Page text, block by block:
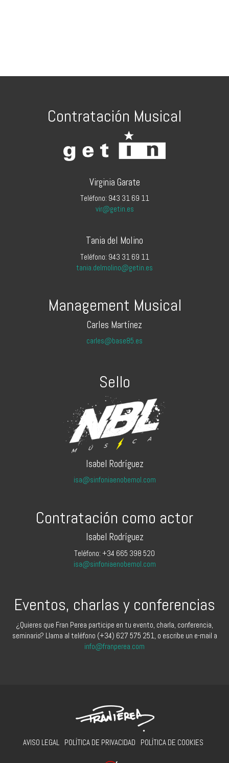
Contratación Musical
Virginia Garate
Teléfono: 943 31 69 11
vir@getin.es
Tania del Molino
Teléfono: 943 31 69 11
tania.delmolino@getin.es
Management Musical
Carles Martínez
carles@base85.es
Sello
Isabel Rodríguez
isa@sinfoniaenobemol.com
Contratación como actor
Isabel Rodríguez
Teléfono: +34 665 398 520
isa@sinfoniaenobemol.com
Eventos, charlas y conferencias
¿Quieres que Fran Perea participe en tu evento, charla, conferencia,
seminario? Llama al teléfono (+34) 627 575 251, o escribe un e-mail a
info@franperea.com
AVISO LEGAL POLÍTICA DE PRIVACIDAD POLÍTICA DE COOKIES